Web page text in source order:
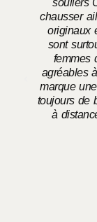
chausser
originaux
sont
femmes
agréables
marque
toujours de
à